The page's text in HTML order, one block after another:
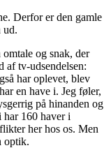
Derfor er den gamle
ud.
og snak, der
af tv-udsendelsen:
har oplevet, blev
en have i. Jeg føler,
på hinanden og
har 160 haver i
her hos os. Men
optik.